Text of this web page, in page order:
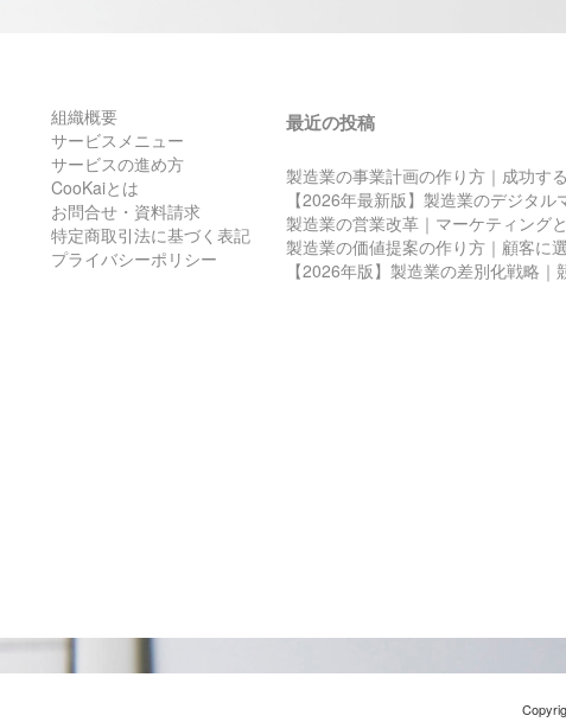
組織概要
サービスメニュー
サービスの進め方
CooKaiとは
お問合せ・資料請求
特定商取引法に基づく表記
プライバシーポリシー
最近の投稿
製造業の事業計画の作り方｜成功す
【2026年最新版】製造業のデジタ
製造業の営業改革｜マーケティング
製造業の価値提案の作り方｜顧客に
【2026年版】製造業の差別化戦略